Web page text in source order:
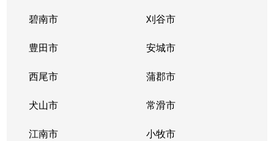
碧南市 刈谷市
豊田市 安城市
西尾市 蒲郡市
犬山市 常滑市
江南市 小牧市